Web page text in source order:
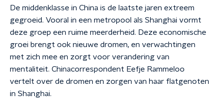
De middenklasse in China is de laatste jaren extreem
gegroeid. Vooral in een metropool als Shanghai vormt
deze groep een ruime meerderheid. Deze economische
groei brengt ook nieuwe dromen, en verwachtingen
met zich mee en zorgt voor verandering van
mentaliteit. Chinacorrespondent Eefje Rammeloo
vertelt over de dromen en zorgen van haar flatgenoten
in Shanghai.